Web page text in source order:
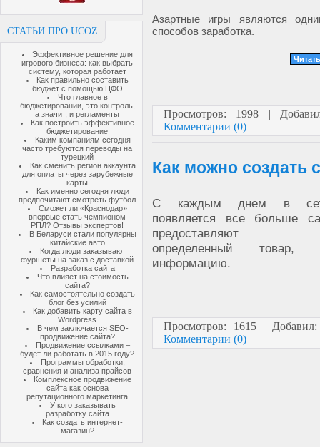
СТАТЬИ ПРО UCOZ
Эффективное решение для
игрового бизнеса: как выбрать
систему, которая работает
Как правильно составить
бюджет с помощью ЦФО
Что главное в
бюджетировании, это контроль,
а значит, и регламенты
Как построить эффективное
бюджетирование
Каким компаниям сегодня
часто требуются переводы на
турецкий
Как сменить регион аккаунта
для оплаты через зарубежные
карты
Как именно сегодня люди
предпочитают смотреть футбол
Сможет ли «Краснодар»
впервые стать чемпионом
РПЛ? Отзывы экспертов!
В Беларуси стали популярны
китайские авто
Когда люди заказывают
фуршеты на заказ с доставкой
Разработка сайта
Что влияет на стоимость
сайта?
Как самостоятельно создать
блог без усилий
Как добавить карту сайта в
Wordpress
В чем заключается SEO-
продвижение сайта?
Продвижение ссылками –
будет ли работать в 2015 году?
Программы обработки,
сравнения и анализа прайсов
Комплексное продвижение
сайта как основа
репутационного маркетинга
У кого заказывать
разработку сайта
Как создать интернет-
магазин?
Азартные игры являются
способов заработка.
Просмотров: 1998 |
Комментарии (0)
Как можно создать
С каждым днем в
появляется все больше
предоставляют
определенный товар,
информацию.
Просмотров: 1615 |
Комментарии (0)